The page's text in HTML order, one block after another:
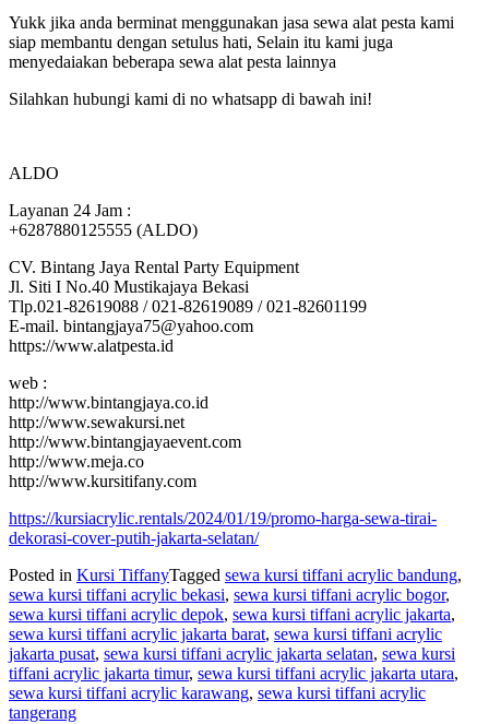
Yukk jika anda berminat menggunakan jasa sewa alat pesta kami
siap membantu dengan setulus hati, Selain itu kami juga
menyedaiakan beberapa sewa alat pesta lainnya
Silahkan hubungi kami di no whatsapp di bawah ini!
ALDO
Layanan 24 Jam :
+6287880125555 (ALDO)
CV. Bintang Jaya Rental Party Equipment
Jl. Siti I No.40 Mustikajaya Bekasi
Tlp.021-82619088 / 021-82619089 / 021-82601199
E-mail. bintangjaya75@yahoo.com
https://www.alatpesta.id
web :
http://www.bintangjaya.co.id
http://www.sewakursi.net
http://www.bintangjayaevent.com
http://www.meja.co
http://www.kursitifany.com
https://kursiacrylic.rentals/2024/01/19/promo-harga-sewa-tirai-
dekorasi-cover-putih-jakarta-selatan/
Posted in Kursi TiffanyTagged sewa kursi tiffani acrylic bandung,
sewa kursi tiffani acrylic bekasi, sewa kursi tiffani acrylic bogor,
sewa kursi tiffani acrylic depok, sewa kursi tiffani acrylic jakarta,
sewa kursi tiffani acrylic jakarta barat, sewa kursi tiffani acrylic
jakarta pusat, sewa kursi tiffani acrylic jakarta selatan, sewa kursi
tiffani acrylic jakarta timur, sewa kursi tiffani acrylic jakarta utara,
sewa kursi tiffani acrylic karawang, sewa kursi tiffani acrylic
tangerang